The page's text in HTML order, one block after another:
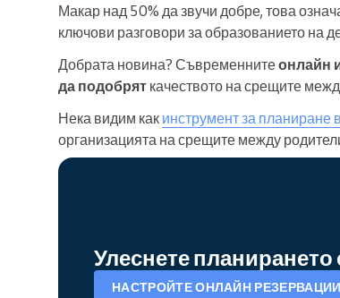
Макар над 50% да звучи добре, това
ключови разговори за образованието на
Добрата новина? Съвременнитеонлайн
да подобрят качеството на срещите
Нека видим как инструмент за планиране
организацията на срещите между
Улеснете планирането
НАСТРОЙТЕ ОНЛАЙН РЕЗЕРВАЦИИ